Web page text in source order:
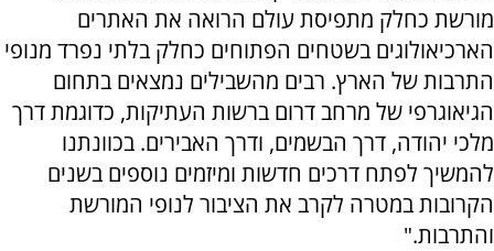
מורשת כחלק מתפיסת עולם הרואה את האתרים
הארכיאולוגים בשטחים הפתוחים כחלק בלתי נפרד מנופי
התרבות של הארץ. רבים מהשבילים נמצאים בתחום
הגיאוגרפי של מרחב דרום ברשות העתיקות, כדוגמת דרך
מלכי יהודה, דרך הבשמים, ודרך האבירים. בכוונתנו
להמשיך לפתח דרכים חדשות ומיזמים נוספים בשנים
הקרובות במטרה לקרב את הציבור לנופי המורשת
והתרבות."